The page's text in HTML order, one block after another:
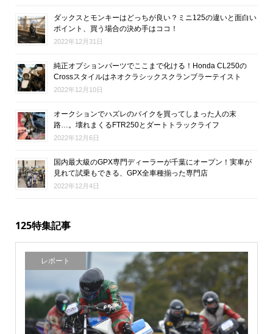
ダックスとモンキーはどっちが良い？ミニ125の違いと面白い
ポイント、買う場合の決め手はココ！
2022年12月31日
純正オプションパーツでここまで化ける！Honda CL250の
Crossスタイルはネオクラシックスクランブラーテイスト
2022年12月10日
オークションでハズレのバイクを買ってしまった人の末
路…。壊れまくるFTR250とダートトラックライフ
2022年12月6日
国内最大級のGPX専門ディーラーが千葉にオープン！実車が
見れて試乗もできる、GPX全車種揃った専門店
2022年12月4日
125特集記事
レポート